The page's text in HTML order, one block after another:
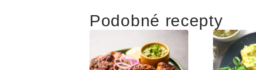
Podobné recepty